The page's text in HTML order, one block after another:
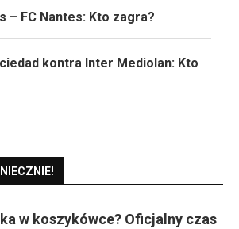
– FC Nantes: Kto zagra?
kontra Inter Mediolan: Kto
w koszykówce? Oficjalny czas